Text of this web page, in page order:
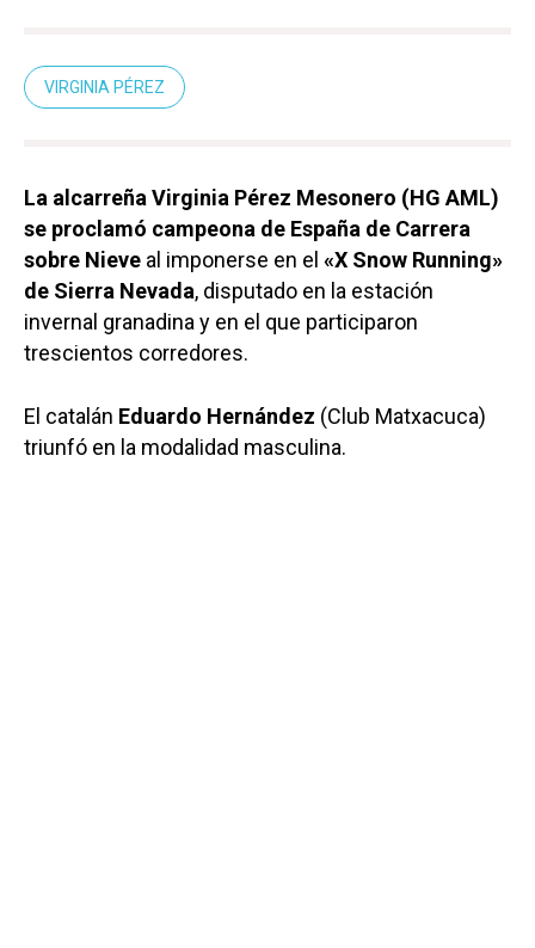
VIRGINIA PÉREZ
La alcarreña Virginia Pérez Mesonero (HG AML)
se proclamó campeona de España de Carrera
sobre Nieve al imponerse en el «X Snow Running»
de Sierra Nevada, disputado en la estación
invernal granadina y en el que participaron
trescientos corredores.
El catalán Eduardo Hernández (Club Matxacuca)
triunfó en la modalidad masculina.